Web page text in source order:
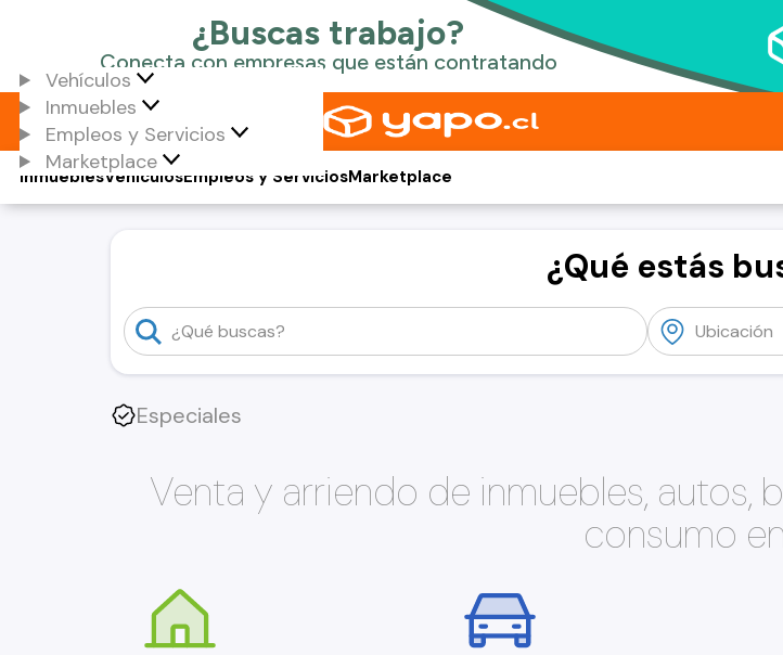
Vehículos
Inmuebles
Empleos y Servicios
Marketplace
Vehículos
Inmuebles Empleos y ServiciosMarketplace
¿Qué estás
Especiales
Venta y arriendo de inmuebles,
consumo